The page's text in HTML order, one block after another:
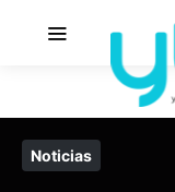
Noticias